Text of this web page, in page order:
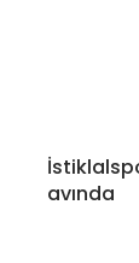
avında